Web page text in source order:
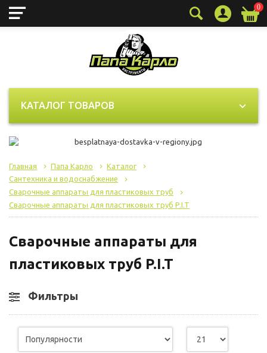
0
КАТАЛОГ ТОВАРОВ
Главная Папа Карло
Каталог
Сантехника и водоснабжение
Сварочные аппараты для пластиковых труб
Сварочные аппараты для пластиковых труб P.I.T
Сварочные аппараты для
пластиковых труб P.I.T
Фильтры